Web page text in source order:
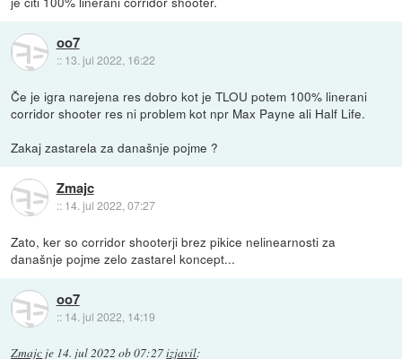
oo7
:: 13. jul 2022, 16:22
Če je igra narejena res dobro kot je TLOU potem 100% linerani
corridor shooter res ni problem kot npr Max Payne ali Half Life.
Zakaj zastarela za današnje pojme ?
Zmajc
:: 14. jul 2022, 07:27
Zato, ker so corridor shooterji brez pikice nelinearnosti za
današnje pojme zelo zastarel koncept...
oo7
:: 14. jul 2022, 14:19
Zmajc je 14. jul 2022 ob 07:27izjavil: